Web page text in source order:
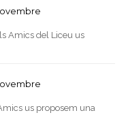
Amics del Liceu us
us proposem una